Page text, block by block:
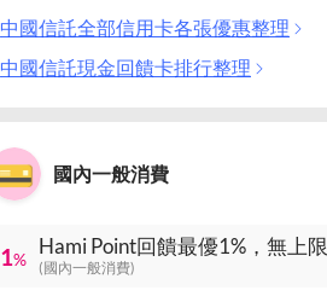
中國信託全部信用卡各張優惠整理
中國信託現金回饋卡排行整理
國內一般消費
1% Hami Point回饋最優1%，無上限
(國內一般消費)